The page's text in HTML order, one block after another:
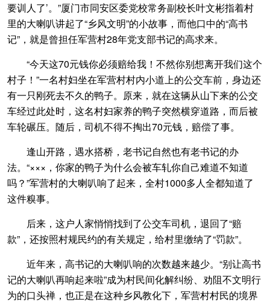
要训人了’。”厦门市同安区委党校常务副校长叶文彬指着村
里的大喇叭讲起了“乡风文明”的小故事，而他口中的“高书
记”，就是曾担任军营村28年党支部书记的高求来。
“今天这70元钱你必须赔给我！不然你别想离开我们这个
村子！”一名村妇坐在军营村村内小道上的公交车前，身边还
有一只刚死去不久的鸭子。原来，就在这辆从山下来的公交
车经过此处时，这名村妇家养的鸭子突然横穿道路，而后被
车轮碾压。随后，司机不得不掏出70元钱，赔偿了事。
逢山开路，遇水搭桥，老书记自然也有老书记的办
法。“×××，你家的鸭子为什么会被车轧你自己难道不知道
吗？”军营村的大喇叭响了起来，全村1000多人全都知道了
这件糗事。
后来，这户人家悄悄找到了公交车司机，退回了“赔
款”，还按照村规民约的有关规定，给村里缴纳了“罚款”。
近年来，高书记的大喇叭响的次数越来越少。“别让高书
记的大喇叭再响起来啦”成为村民间化解纠纷、劝阻不文明行
为的口头禅，也正是在这种乡风教化下，军营村村民的境界